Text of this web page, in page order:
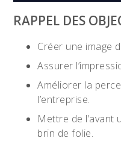
RAPPEL DES
Créer une image
Assurer
Améliorer la
l’entreprise.
Mettre de l’avant
brin de folie.